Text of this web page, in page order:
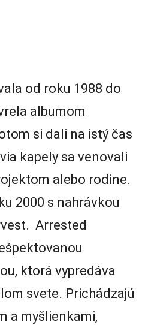
od roku 1988 do
albumom
si dali na istý čas
kapely sa venovali
alebo rodine.
2000 s nahrávkou
Arrested
ktorá vypredáva
svete. Prichádzajú
a myšlienkami,